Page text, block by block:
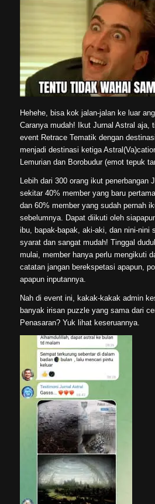
Hehehe, bisa kok jalan-jalan ke luar
Caranya mudah! Ikut Jurnal Astral aja,
event Retrace Tematik dengan
menjadi destinasi ketiga
Lemurian dan Borobudur (emot tepuk
Lebih dari 300 orang ikut penerbangan
sekitar 40% member yang baru
dan 60% member yang sudah pernah
sebelumnya. Dapat diikuti oleh
ibu, bapak-bapak, aki-aki, dan nini-nini
syarat dan sangat mudah! Tinggal
mulai, member hanya perlu mengikuti
catatan jangan berekspetasi apapun,
apapun inputannya.
Nah di event ini, kakak-kakak admin
banyak irisan puzzle yang sama dari
Penasaran? Yuk lihat keseruannya.